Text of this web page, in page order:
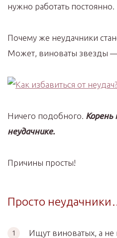
нужно работать постоянно.
Почему же неудачники
Может, виноваты звезды —
Ничего подобного. Корень
неудачнике.
Причины просты!
Просто
Ищут виноватых, а